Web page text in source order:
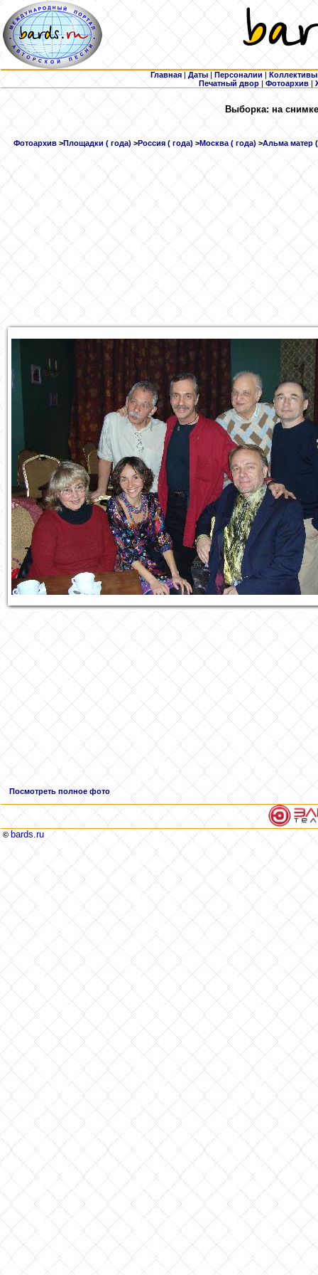
Главная | Даты | Персоналии | Коллективы
Печатный двор |Фотоархив |
Выборка: на
Фотоархив >Площадки ( года) >Россия ( года) >Москва ( года) >Альма матер
Посмотреть полное фото
© bards.ru